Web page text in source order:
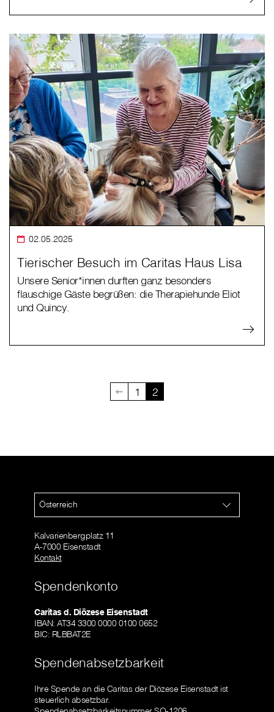
02.05.2025
Tierischer Besuch im Caritas Haus Lisa
Unsere Senior*innen durften ganz besonders
flauschige Gäste begrüßen: die Therapiehunde Eliot
und Quincy.
1 2
Österreich
Kalvarienbergplatz 11
A-7000 Eisenstadt
Kontakt
Spendenkonto
Caritas d. Diözese Eisenstadt
IBAN: AT34 3300 0000 0100 0652
BIC: RLBBAT2E
Spendenabsetzbarkeit
Ihre Spende an die Caritas der Diözese Eisenstadt ist
steuerlich absetzbar.